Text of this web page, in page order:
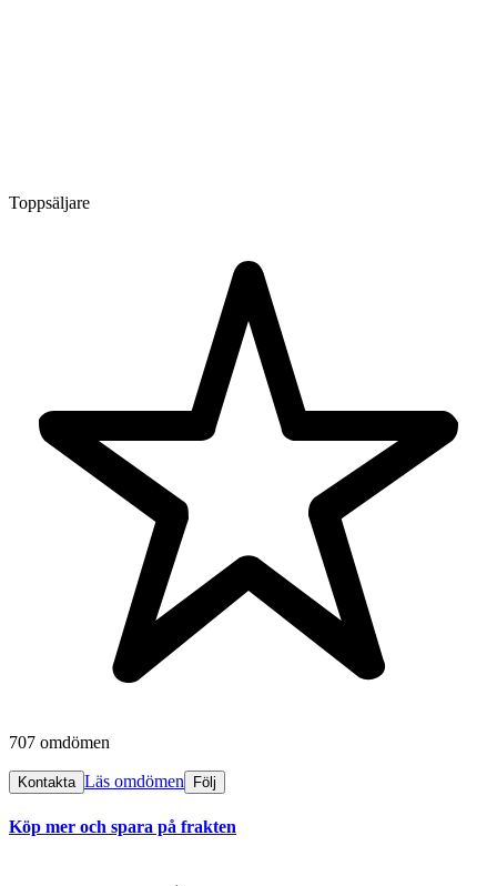
Toppsäljare
707 omdömen
Kontakta Läs omdömen Följ
Köp mer och spara på frakten